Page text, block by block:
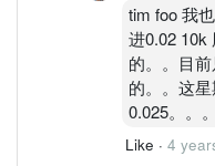
tim foo 我
进0.02 10k
的。。目
的。。这
0.025。。
Like · 4